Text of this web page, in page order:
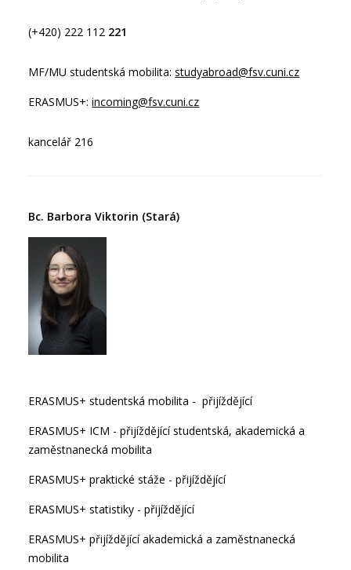
(+420) 222 112 221
MF/MU studentská mobilita:studyabroad@fsv.cuni.cz
ERASMUS+:incoming@fsv.cuni.cz
kancelář 216
Bc. Barbora Viktorin (Stará)
ERASMUS+ studentská mobilita - přijíždějící
ERASMUS+ ICM - přijíždějící studentská, akademická a
zaměstnanecká mobilita
ERASMUS+ praktické stáže - přijíždějící
ERASMUS+ statistiky - přijíždějící
ERASMUS+ přijíždějící akademická a zaměstnanecká
mobilita